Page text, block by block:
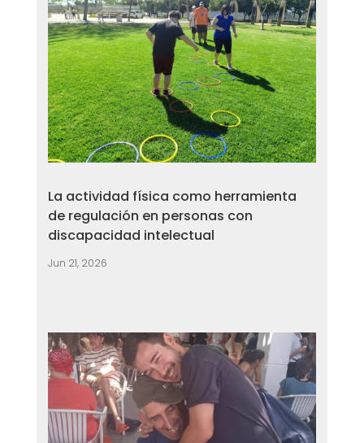
La actividad física como herramienta
de regulación en personas con
discapacidad intelectual
Jun 21, 2026